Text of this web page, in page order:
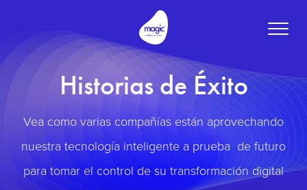
Toggle
Historias de Éxito
Vea como varias compañías están aprovechando
nuestra tecnología inteligente a prueba de futuro
para tomar el control de su transformación digital